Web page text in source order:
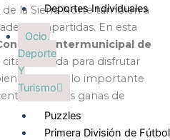
Deportes Individuales
Ocio,
Deporte
Y
Turismo
Puzzles
Primera División de Fútbol
la Sierra Norte también a
compartidas. En esta
Intermunicipal de
cita pensada para disfrutar
donde lo importante
y las ganas de